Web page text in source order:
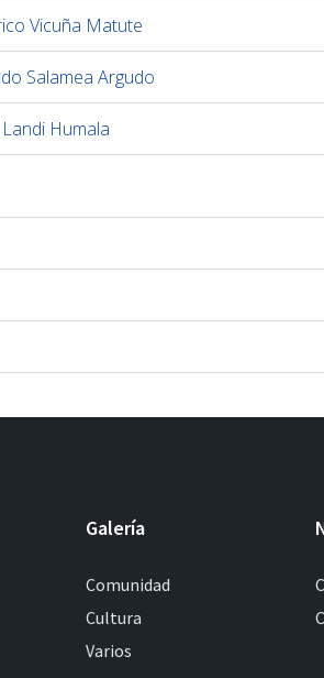
Vicuña Matute
Salamea Argudo
Humala
Galería
Comunidad
Cultura
Varios